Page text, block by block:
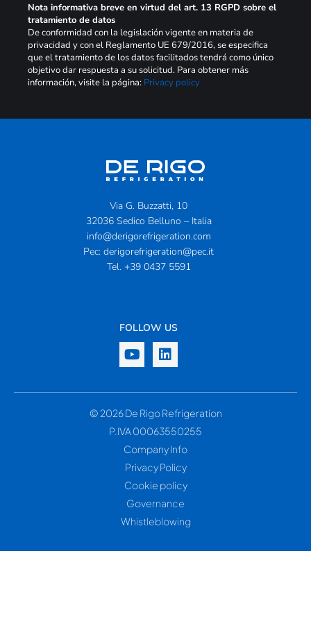
Nota informativa breve en virtud del art. 13 RGPD sobre el
tratamiento de datos
De conformidad con la legislación vigente en materia de
privacidad y con el Reglamento UE 679/2016, se especifica
que el tratamiento de los datos facilitados tendrá como único
objetivo dar respuesta a su solicitud. Para obtener más
información, visite la página: Privacy policy
Via G. Buzzatti, 10
32036 Sedico Belluno – Italia
info@derigorefrigeration.com
Pec: derigorefrigeration@pec.it
Tel. +39 0437 5591
FOLLOW US
© 2026 De Rigo Refrigeration
P.IVA 00063550255
Company Info
Privacy Policy
Cookie policy
Governance
Whistleblowing